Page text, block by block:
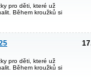
pro děti, které už
Během kroužků si
pro děti, které už
Během kroužků si